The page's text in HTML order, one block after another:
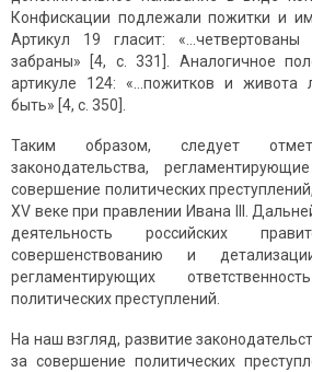
Конфискации подлежали пожитки и
Артикул 19 гласит:
забраны» [4, с. 331]. Аналогичное
артикуле 124: «…пожитков и живота
быть» [4, с. 350].
Таким образом, следует
законодательства,
совершение политических
XV веке при правлении Ивана III.
деятельность российских
совершенствованию и
регламентирующих
политических преступлений.
На наш взгляд, развитие
за совершение политических